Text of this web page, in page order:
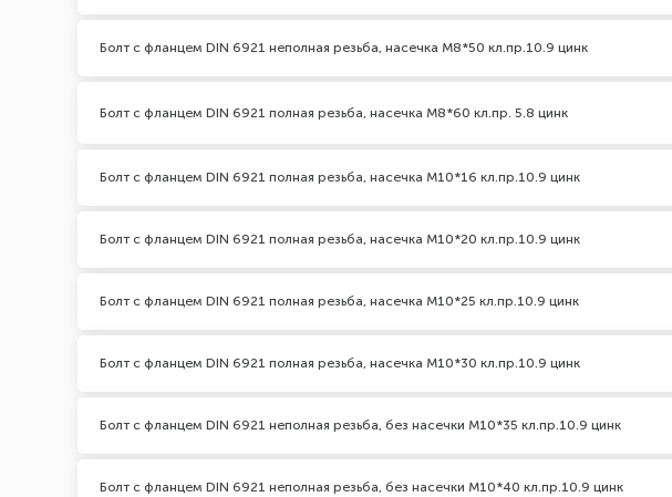
Болт с фланцем DIN 6921 неполная резьба, насечка М8*50 кл.пр.10.9 цинк
Болт с фланцем DIN 6921 полная резьба, насечка М8*60 кл.пр. 5.8 цинк
Болт с фланцем DIN 6921 полная резьба, насечка М10*16 кл.пр.10.9 цинк
Болт с фланцем DIN 6921 полная резьба, насечка М10*20 кл.пр.10.9 цинк
Болт с фланцем DIN 6921 полная резьба, насечка М10*25 кл.пр.10.9 цинк
Болт с фланцем DIN 6921 полная резьба, насечка М10*30 кл.пр.10.9 цинк
Болт с фланцем DIN 6921 неполная резьба, без насечки М10*35 кл.пр.10.9 цинк
Болт с фланцем DIN 6921 неполная резьба, без насечки М10*40 кл.пр.10.9 цинк